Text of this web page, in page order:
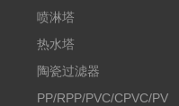
喷淋塔
热水塔
陶瓷过滤器
PP/RPP/PVC/CPVC/PVDF